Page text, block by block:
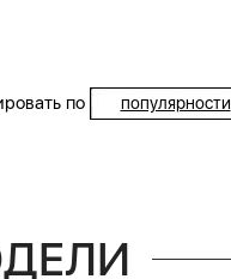
по популярности